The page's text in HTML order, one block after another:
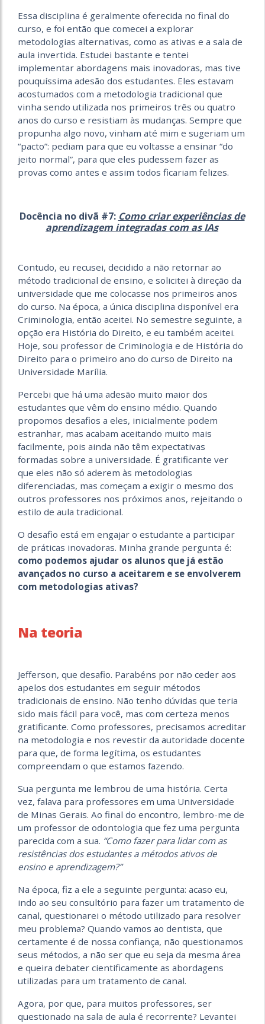
Essa disciplina é geralmente oferecida no final do
curso, e foi então que comecei a explorar
metodologias alternativas, como as ativas e a sala de
aula invertida. Estudei bastante e tentei
implementar abordagens mais inovadoras, mas tive
pouquíssima adesão dos estudantes. Eles estavam
acostumados com a metodologia tradicional que
vinha sendo utilizada nos primeiros três ou quatro
anos do curso e resistiam às mudanças. Sempre que
propunha algo novo, vinham até mim e sugeriam um
“pacto”: pediam para que eu voltasse a ensinar “do
jeito normal”, para que eles pudessem fazer as
provas como antes e assim todos ficariam felizes.
Docência no divã #7: Como criar experiências de
aprendizagem integradas com as IAs
Contudo, eu recusei, decidido a não retornar ao
método tradicional de ensino, e solicitei à direção da
universidade que me colocasse nos primeiros anos
do curso. Na época, a única disciplina disponível era
Criminologia, então aceitei. No semestre seguinte, a
opção era História do Direito, e eu também aceitei.
Hoje, sou professor de Criminologia e de História do
Direito para o primeiro ano do curso de Direito na
Universidade Marília.
Percebi que há uma adesão muito maior dos
estudantes que vêm do ensino médio. Quando
propomos desafios a eles, inicialmente podem
estranhar, mas acabam aceitando muito mais
facilmente, pois ainda não têm expectativas
formadas sobre a universidade. É gratificante ver
que eles não só aderem às metodologias
diferenciadas, mas começam a exigir o mesmo dos
outros professores nos próximos anos, rejeitando o
estilo de aula tradicional.
O desafio está em engajar o estudante a participar
de práticas inovadoras. Minha grande pergunta é:
como podemos ajudar os alunos que já estão
avançados no curso a aceitarem e se envolverem
com metodologias ativas?
Na teoria
Jefferson, que desafio. Parabéns por não ceder aos
apelos dos estudantes em seguir métodos
tradicionais de ensino. Não tenho dúvidas que teria
sido mais fácil para você, mas com certeza menos
gratificante. Como professores, precisamos acreditar
na metodologia e nos revestir da autoridade docente
para que, de forma legítima, os estudantes
compreendam o que estamos fazendo.
Sua pergunta me lembrou de uma história. Certa
vez, falava para professores em uma Universidade
de Minas Gerais. Ao final do encontro, lembro-me de
um professor de odontologia que fez uma pergunta
parecida com a sua. “Como fazer para lidar com as
resistências dos estudantes a métodos ativos de
ensino e aprendizagem?”
Na época, fiz a ele a seguinte pergunta: acaso eu,
indo ao seu consultório para fazer um tratamento de
canal, questionarei o método utilizado para resolver
meu problema? Quando vamos ao dentista, que
certamente é de nossa confiança, não questionamos
seus métodos, a não ser que eu seja da mesma área
e queira debater cientificamente as abordagens
utilizadas para um tratamento de canal.
Agora, por que, para muitos professores, ser
questionado na sala de aula é recorrente? Levantei